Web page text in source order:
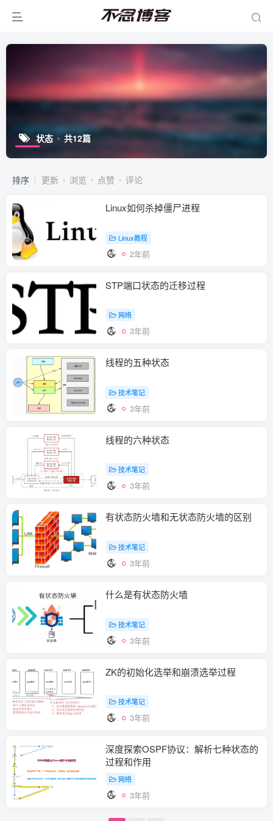
状态 共12篇
排序 更新 浏览 点赞 评论
Linux如何杀掉僵尸进程
Linux教程
2年前
STP端口状态的迁移过程
网络
3年前
线程的五种状态
技术笔记
3年前
线程的六种状态
技术笔记
3年前
有状态防火墙和无状态防火墙的区别
技术笔记
3年前
什么是有状态防火墙
技术笔记
3年前
ZK的初始化选举和崩溃选举过程
技术笔记
3年前
深度探索OSPF协议：解析七种状态的
过程和作用
网络
3年前